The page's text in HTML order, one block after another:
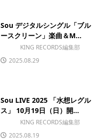
Sou デジタルシングル「ブル
ースクリーン」楽曲＆M...
KING RECORDS編集部
2025.08.29
Sou LIVE 2025 「水想レグル
ス」 10月19日（日）開...
KING RECORDS編集部
2025.08.19